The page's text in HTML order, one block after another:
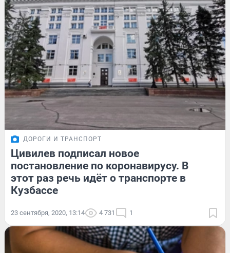
ДОРОГИ И ТРАНСПОРТ
Цивилев подписал новое
постановление по коронавирусу. В
этот раз речь идёт о транспорте в
Кузбассе
23 сентября, 2020, 13:14 4 731 1